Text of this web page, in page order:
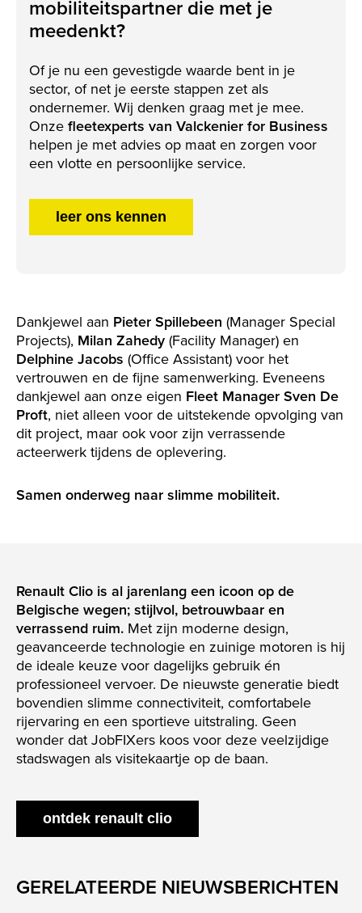
mobiliteitspartner die met je
meedenkt?
Of je nu een gevestigde waarde bent in je
sector, of net je eerste stappen zet als
ondernemer. Wij denken graag met je mee.
Onzefleetexperts van Valckenier for Business
helpen je met advies op maat en zorgen voor
een vlotte en persoonlijke service.
leer ons kennen
Dankjewel aan Pieter Spillebeen (Manager Special
Projects), Milan Zahedy(Facility Manager) en
Delphine Jacobs (Office Assistant) voor het
vertrouwen en de fijne samenwerking. Eveneens
dankjewel aan onze eigen Fleet Manager Sven De
Proft, niet alleen voor de uitstekende opvolging van
dit project, maar ook voor zijn verrassende
acteerwerk tijdens de oplevering.
Samen onderweg naar slimme mobiliteit.
Renault Clio is al jarenlang een icoon op de
Belgische wegen; stijlvol, betrouwbaar en
verrassend ruim. Met zijn moderne design,
geavanceerde technologie en zuinige motoren is hij
de ideale keuze voor dagelijks gebruik én
professioneel vervoer. De nieuwste generatie biedt
bovendien slimme connectiviteit, comfortabele
rijervaring en een sportieve uitstraling. Geen
wonder dat JobFIXers koos voor deze veelzijdige
stadswagen als visitekaartje op de baan.
ontdek renault clio
GERELATEERDE NIEUWSBERICHTEN